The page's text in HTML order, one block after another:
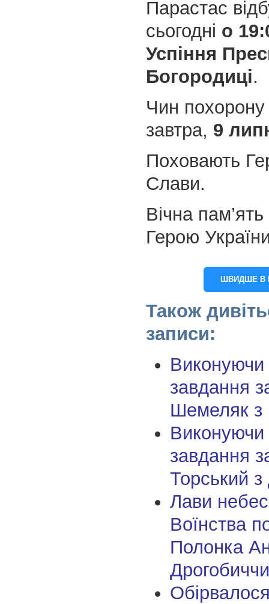
Парастас
сьогодні о
Успіння
Богородиці.
Чин похорону
завтра, 9
Поховають
Слави.
Вічна пам’ять
Герою
ШВИДШЕ В
Також
записи:
завдання
Шемеляк з
завдання
Торський
Лави
Воїнства
Полонка